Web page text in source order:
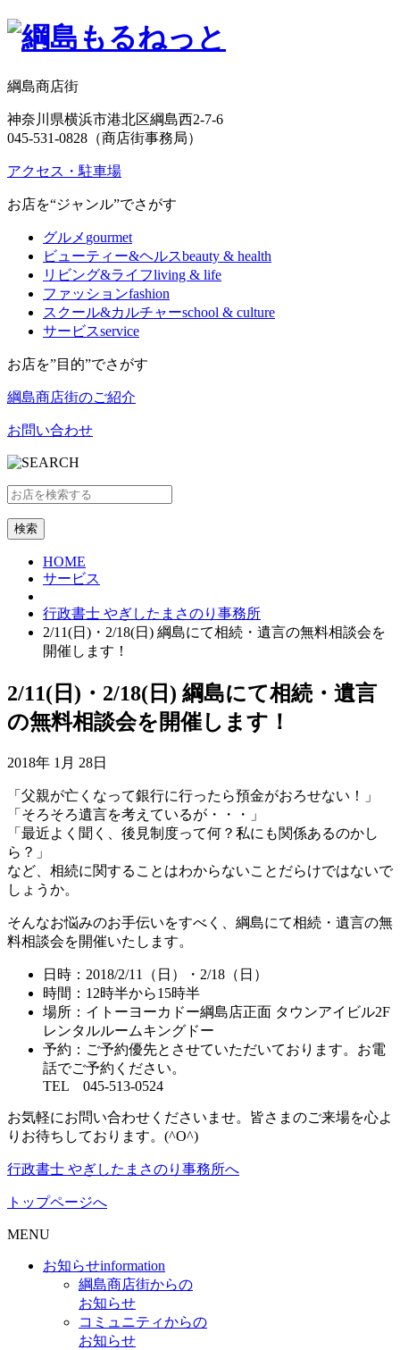
綱島商店街
神奈川県横浜市港北区綱島西2-7-6
045-531-0828（商店街事務局）
アクセス・駐車場
お店を“ジャンル”でさがす
グルメ gourmet
ビューティー&ヘルスbeauty & health
リビング&ライフliving & life
ファッションfashion
スクール&カルチャーschool & culture
サービスservice
お店を”目的”でさがす
綱島商店街のご紹介
お問い合わせ
HOME
サービス
行政書士 やぎしたまさのり事務所
2/11(日)・2/18(日) 綱島にて相続・遺言の無料相談会を
開催します！
2/11(日)・2/18(日) 綱島にて相続・遺言
の無料相談会を開催します！
2018年 1月 28日
「父親が亡くなって銀行に行ったら預金がおろせない！」
「そろそろ遺言を考えているが・・・」
「最近よく聞く、後見制度って何？私にも関係あるのかし
ら？」
など、相続に関することはわからないことだらけではないで
しょうか。
そんなお悩みのお手伝いをすべく、綱島にて相続・遺言の無
料相談会を開催いたします。
日時：2018/2/11（日）・2/18（日）
時間：12時半から15時半
場所：イトーヨーカドー綱島店正面 タウンアイビル2F
レンタルルームキングドー
予約：ご予約優先とさせていただいております。お電
話でご予約ください。
TEL 045-513-0524
お気軽にお問い合わせくださいませ。皆さまのご来場を心よ
りお待ちしております。(^O^)
行政書士 やぎしたまさのり事務所へ
トップページへ
MENU
お知らせinformation
綱島商店街からの
お知らせ
コミュニティからの
お知らせ